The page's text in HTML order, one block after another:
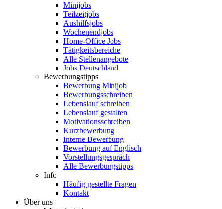
Minijobs
Teilzeitjobs
Aushilfsjobs
Wochenendjobs
Home-Office Jobs
Tätigkeitsbereiche
Alle Stellenangebote
Jobs Deutschland
Bewerbungstipps
Bewerbung Minijob
Bewerbungsschreiben
Lebenslauf schreiben
Lebenslauf gestalten
Motivationsschreiben
Kurzbewerbung
Interne Bewerbung
Bewerbung auf Englisch
Vorstellungsgespräch
Alle Bewerbungstipps
Info
Häufig gestellte Fragen
Kontakt
Über uns